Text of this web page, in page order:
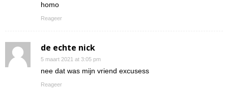
homo
Reageer
de echte nick
5 maart 2021 at 3:05 pm
nee dat was mijn vriend excusess
Reageer